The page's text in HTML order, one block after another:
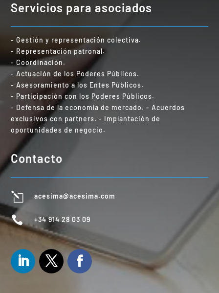
Servicios para asociados
- Gestión y representación colectiva.
- Representación patronal.
- Coordinación.
- Actuación de los Poderes Públicos.
- Asesoramiento a los Entes Públicos.
- Participación con los Poderes Públicos.
- Defensa de la economía de mercado. - Acuerdos
exclusivos con partners. - Implantación de
oportunidades de negocio.
Contacto
l acesima@acesima.com
 +34 914 28 03 09